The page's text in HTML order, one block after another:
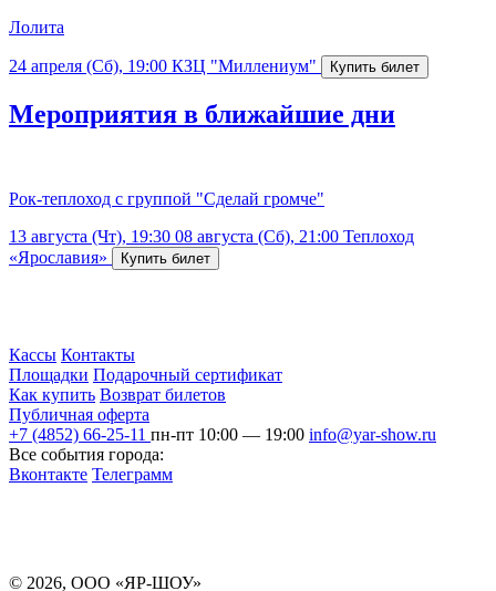
Лолита
24 апреля (Сб), 19:00 КЗЦ "Миллениум"
Мероприятия в ближайшие дни
Рок-теплоход с группой "Сделай громче"
13 августа (Чт), 19:30 08 августа (Сб), 21:00 Теплоход
«Ярославия»
Кассы Контакты
Площадки Подарочный сертификат
Как купить Возврат билетов
Публичная оферта
+7 (4852) 66-25-11 пн-пт 10:00 — 19:00 info@yar-show.ru
Все события города:
Вконтакте Телеграмм
© 2026, ООО «ЯР-ШОУ»